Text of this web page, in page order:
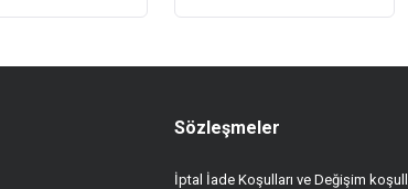
Sözleşmeler
İptal İade Koşulları ve Değişim